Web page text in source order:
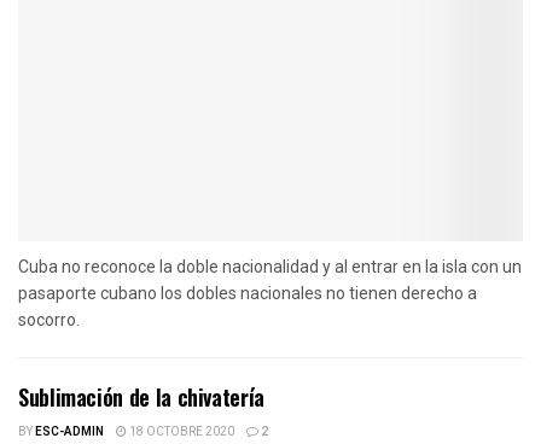
Cuba no reconoce la doble nacionalidad y al entrar en la isla con un
pasaporte cubano los dobles nacionales no tienen derecho a
socorro.
Sublimación de la chivatería
BYESC-ADMIN 18 OCTOBRE 2020 2